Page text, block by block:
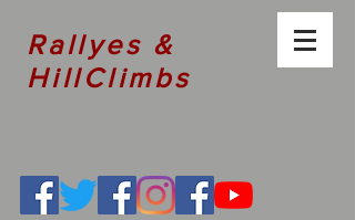
Rallyes &
HillClimbs